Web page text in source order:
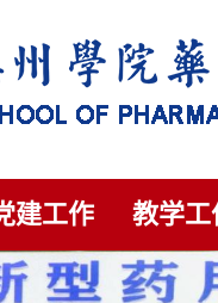
建工作 教学工